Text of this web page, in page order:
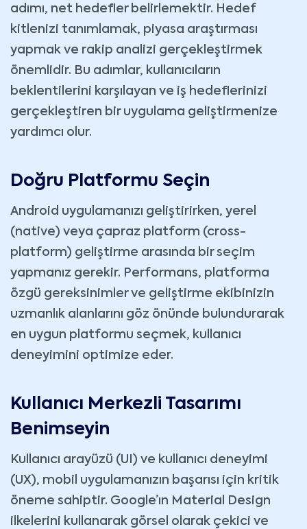
adımı, net hedefler belirlemektir. Hedef
kitlenizi tanımlamak, piyasa araştırması
yapmak ve rakip analizi gerçekleştirmek
önemlidir. Bu adımlar, kullanıcıların
beklentilerini karşılayan ve iş hedeflerinizi
gerçekleştiren bir uygulama geliştirmenize
yardımcı olur.
Doğru Platformu Seçin
Android uygulamanızı geliştirirken, yerel
(native) veya çapraz platform (cross-
platform) geliştirme arasında bir seçim
yapmanız gerekir. Performans, platforma
özgü gereksinimler ve geliştirme ekibinizin
uzmanlık alanlarını göz önünde bulundurarak
en uygun platformu seçmek, kullanıcı
deneyimini optimize eder.
Kullanıcı Merkezli Tasarımı
Benimseyin
Kullanıcı arayüzü (UI) ve kullanıcı deneyimi
(UX), mobil uygulamanızın başarısı için kritik
öneme sahiptir. Google’ın Material Design
ilkelerini kullanarak görsel olarak çekici ve